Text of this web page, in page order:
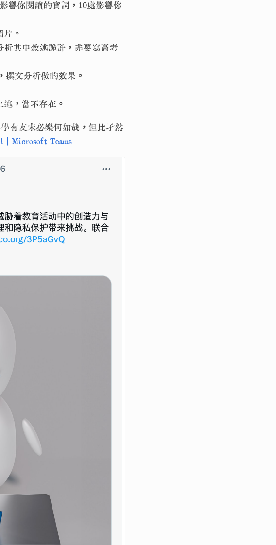
響你閱讀的實詞，10處影響你
。
析其中敘述詭計，非要寫高考
撰文分析做的效果。
，當不存在。
學有友未必樂何如哉，但比孑然
| Microsoft Teams